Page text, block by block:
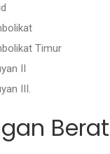
Timur
II
III.